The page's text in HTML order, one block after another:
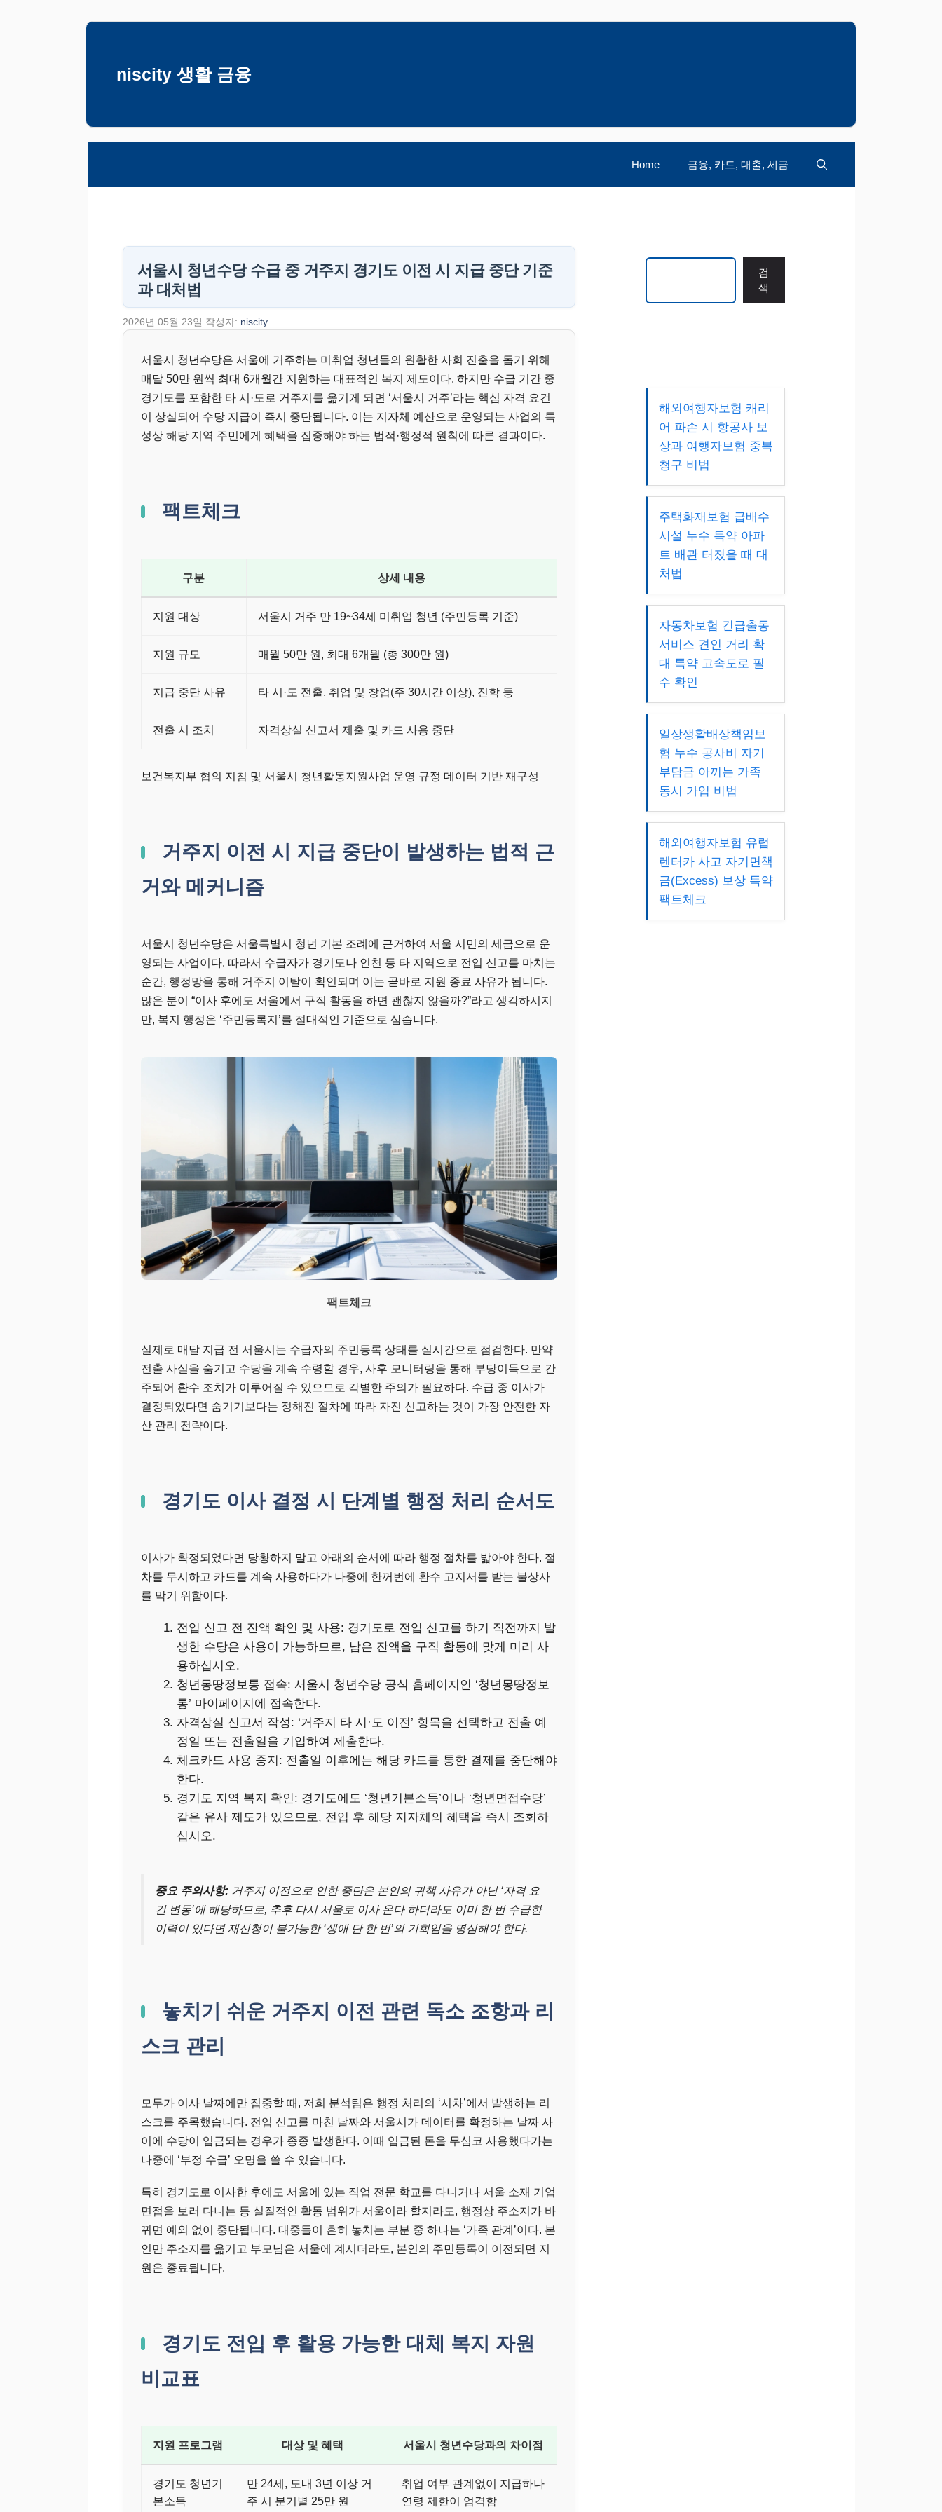
niscity 생활 금융
Home 금융, 카드, 대출, 세금
서울시 청년수당 수급 중 거주지 경기도 이전 시 지급 중단 기준
과 대처법
2026년 05월 23일 작성자: niscity
서울시 청년수당은 서울에 거주하는 미취업 청년들의 원활한 사회 진출을 돕기 위해
매달 50만 원씩 최대 6개월간 지원하는 대표적인 복지 제도이다. 하지만 수급 기간 중
경기도를 포함한 타 시·도로 거주지를 옮기게 되면 ‘서울시 거주’라는 핵심 자격 요건
이 상실되어 수당 지급이 즉시 중단됩니다. 이는 지자체 예산으로 운영되는 사업의 특
성상 해당 지역 주민에게 혜택을 집중해야 하는 법적·행정적 원칙에 따른 결과이다.
팩트체크
구분 상세 내용
지원 대상 서울시 거주 만 19~34세 미취업 청년 (주민등록 기준)
지원 규모 매월 50만 원, 최대 6개월 (총 300만 원)
지급 중단 사유 타 시·도 전출, 취업 및 창업(주 30시간 이상), 진학 등
전출 시 조치 자격상실 신고서 제출 및 카드 사용 중단
보건복지부 협의 지침 및 서울시 청년활동지원사업 운영 규정 데이터 기반 재구성
거주지 이전 시 지급 중단이 발생하는 법적 근
거와 메커니즘
서울시 청년수당은 서울특별시 청년 기본 조례에 근거하여 서울 시민의 세금으로 운
영되는 사업이다. 따라서 수급자가 경기도나 인천 등 타 지역으로 전입 신고를 마치는
순간, 행정망을 통해 거주지 이탈이 확인되며 이는 곧바로 지원 종료 사유가 됩니다.
많은 분이 “이사 후에도 서울에서 구직 활동을 하면 괜찮지 않을까?”라고 생각하시지
만, 복지 행정은 ‘주민등록지’를 절대적인 기준으로 삼습니다.
팩트체크
실제로 매달 지급 전 서울시는 수급자의 주민등록 상태를 실시간으로 점검한다. 만약
전출 사실을 숨기고 수당을 계속 수령할 경우, 사후 모니터링을 통해 부당이득으로 간
주되어 환수 조치가 이루어질 수 있으므로 각별한 주의가 필요하다. 수급 중 이사가
결정되었다면 숨기기보다는 정해진 절차에 따라 자진 신고하는 것이 가장 안전한 자
산 관리 전략이다.
경기도 이사 결정 시 단계별 행정 처리 순서도
이사가 확정되었다면 당황하지 말고 아래의 순서에 따라 행정 절차를 밟아야 한다. 절
차를 무시하고 카드를 계속 사용하다가 나중에 한꺼번에 환수 고지서를 받는 불상사
를 막기 위함이다.
전입 신고 전 잔액 확인 및 사용: 경기도로 전입 신고를 하기 직전까지 발
생한 수당은 사용이 가능하므로, 남은 잔액을 구직 활동에 맞게 미리 사
용하십시오.
청년몽땅정보통 접속: 서울시 청년수당 공식 홈페이지인 ‘청년몽땅정보
통’ 마이페이지에 접속한다.
자격상실 신고서 작성: ‘거주지 타 시·도 이전’ 항목을 선택하고 전출 예
정일 또는 전출일을 기입하여 제출한다.
체크카드 사용 중지: 전출일 이후에는 해당 카드를 통한 결제를 중단해야
한다.
경기도 지역 복지 확인: 경기도에도 ‘청년기본소득’이나 ‘청년면접수당’
같은 유사 제도가 있으므로, 전입 후 해당 지자체의 혜택을 즉시 조회하
십시오.
중요 주의사항: 거주지 이전으로 인한 중단은 본인의 귀책 사유가 아닌 ‘자격 요
건 변동’에 해당하므로, 추후 다시 서울로 이사 온다 하더라도 이미 한 번 수급한
이력이 있다면 재신청이 불가능한 ‘생애 단 한 번’의 기회임을 명심해야 한다.
놓치기 쉬운 거주지 이전 관련 독소 조항과 리
스크 관리
모두가 이사 날짜에만 집중할 때, 저희 분석팀은 행정 처리의 ‘시차’에서 발생하는 리
스크를 주목했습니다. 전입 신고를 마친 날짜와 서울시가 데이터를 확정하는 날짜 사
이에 수당이 입금되는 경우가 종종 발생한다. 이때 입금된 돈을 무심코 사용했다가는
나중에 ‘부정 수급’ 오명을 쓸 수 있습니다.
특히 경기도로 이사한 후에도 서울에 있는 직업 전문 학교를 다니거나 서울 소재 기업
면접을 보러 다니는 등 실질적인 활동 범위가 서울이라 할지라도, 행정상 주소지가 바
뀌면 예외 없이 중단됩니다. 대중들이 흔히 놓치는 부분 중 하나는 ‘가족 관계’이다. 본
인만 주소지를 옮기고 부모님은 서울에 계시더라도, 본인의 주민등록이 이전되면 지
원은 종료됩니다.
경기도 전입 후 활용 가능한 대체 복지 자원
비교표
지원 프로그램 대상 및 혜택 서울시 청년수당과의 차이점
경기도 청년기
본소득
만 24세, 도내 3년 이상 거
주 시 분기별 25만 원
취업 여부 관계없이 지급하나
연령 제한이 엄격함
검
색
해외여행자보험 캐리
어 파손 시 항공사 보
상과 여행자보험 중복
청구 비법
주택화재보험 급배수
시설 누수 특약 아파
트 배관 터졌을 때 대
처법
자동차보험 긴급출동
서비스 견인 거리 확
대 특약 고속도로 필
수 확인
일상생활배상책임보
험 누수 공사비 자기
부담금 아끼는 가족
동시 가입 비법
해외여행자보험 유럽
렌터카 사고 자기면책
금(Excess) 보상 특약
팩트체크